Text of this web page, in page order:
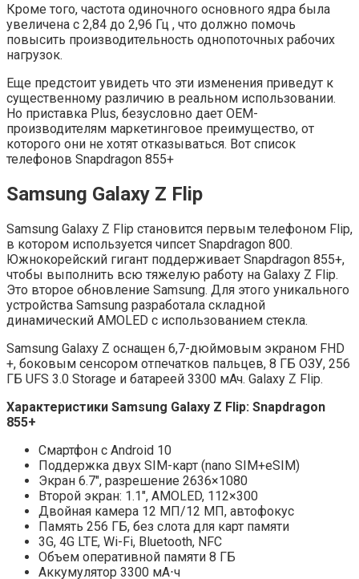
Кроме того, частота одиночного основного ядра была
увеличена с 2,84 до 2,96 Гц , что должно помочь
повысить производительность однопоточных рабочих
нагрузок.
Еще предстоит увидеть что эти изменения приведут к
существенному различию в реальном использовании.
Но приставка Plus, безусловно дает OEM-
производителям маркетинговое преимущество, от
которого они не хотят отказываться. Вот список
телефонов Snapdragon 855+
Samsung Galaxy Z Flip
Samsung Galaxy Z Flip становится первым телефоном Flip,
в котором используется чипсет Snapdragon 800.
Южнокорейский гигант поддерживает Snapdragon 855+,
чтобы выполнить всю тяжелую работу на Galaxy Z Flip.
Это второе обновление Samsung. Для этого уникального
устройства Samsung разработала складной
динамический AMOLED с использованием стекла.
Samsung Galaxy Z оснащен 6,7-дюймовым экраном FHD
+, боковым сенсором отпечатков пальцев, 8 ГБ ОЗУ, 256
ГБ UFS 3.0 Storage и батареей 3300 мАч. Galaxy Z Flip.
Характеристики Samsung Galaxy Z Flip: Snapdragon
855+
Смартфон с Android 10
Поддержка двух SIM-карт (nano SIM+eSIM)
Экран 6.7″, разрешение 2636×1080
Второй экран: 1.1″, AMOLED, 112×300
Двойная камера 12 МП/12 МП, автофокус
Память 256 ГБ, без слота для карт памяти
3G, 4G LTE, Wi-Fi, Bluetooth, NFC
Объем оперативной памяти 8 ГБ
Аккумулятор 3300 мА⋅ч